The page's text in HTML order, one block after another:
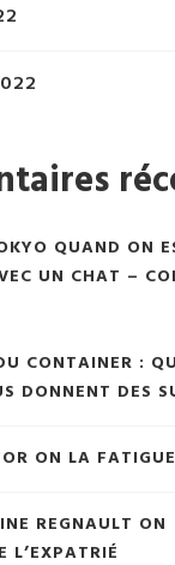
QUAND ON
UN CHAT –
CONTAINER :
DONNENT DES
ON LA
REGNAULT ON
L’EXPATRIÉ